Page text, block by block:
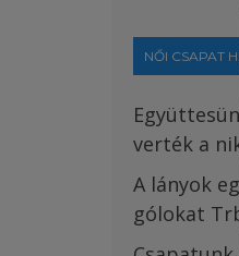
NŐI CSAPAT
verték a
A lányok
gólokat